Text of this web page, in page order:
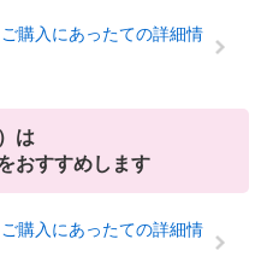
購入にあったての詳細情
は
おすすめします
購入にあったての詳細情